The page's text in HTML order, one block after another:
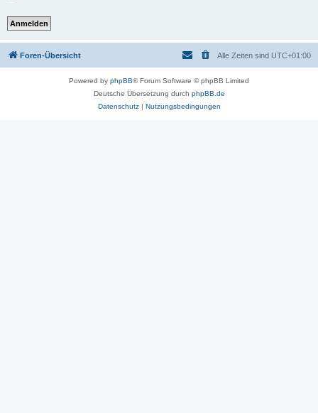
Foren-Übersicht Alle Zeiten sind UTC+01:00
Powered by phpBB® Forum Software © phpBB Limited
Deutsche Übersetzung durch phpBB.de
Datenschutz| Nutzungsbedingungen